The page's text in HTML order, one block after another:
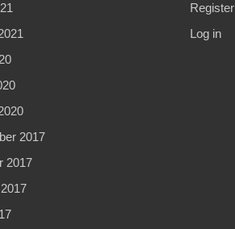
2017
2017
Register
Log in